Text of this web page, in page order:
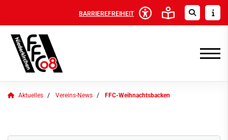
BARRIEREFREIHEIT
Aktuelles Vereins-News FFC-Weihnachtsbacken